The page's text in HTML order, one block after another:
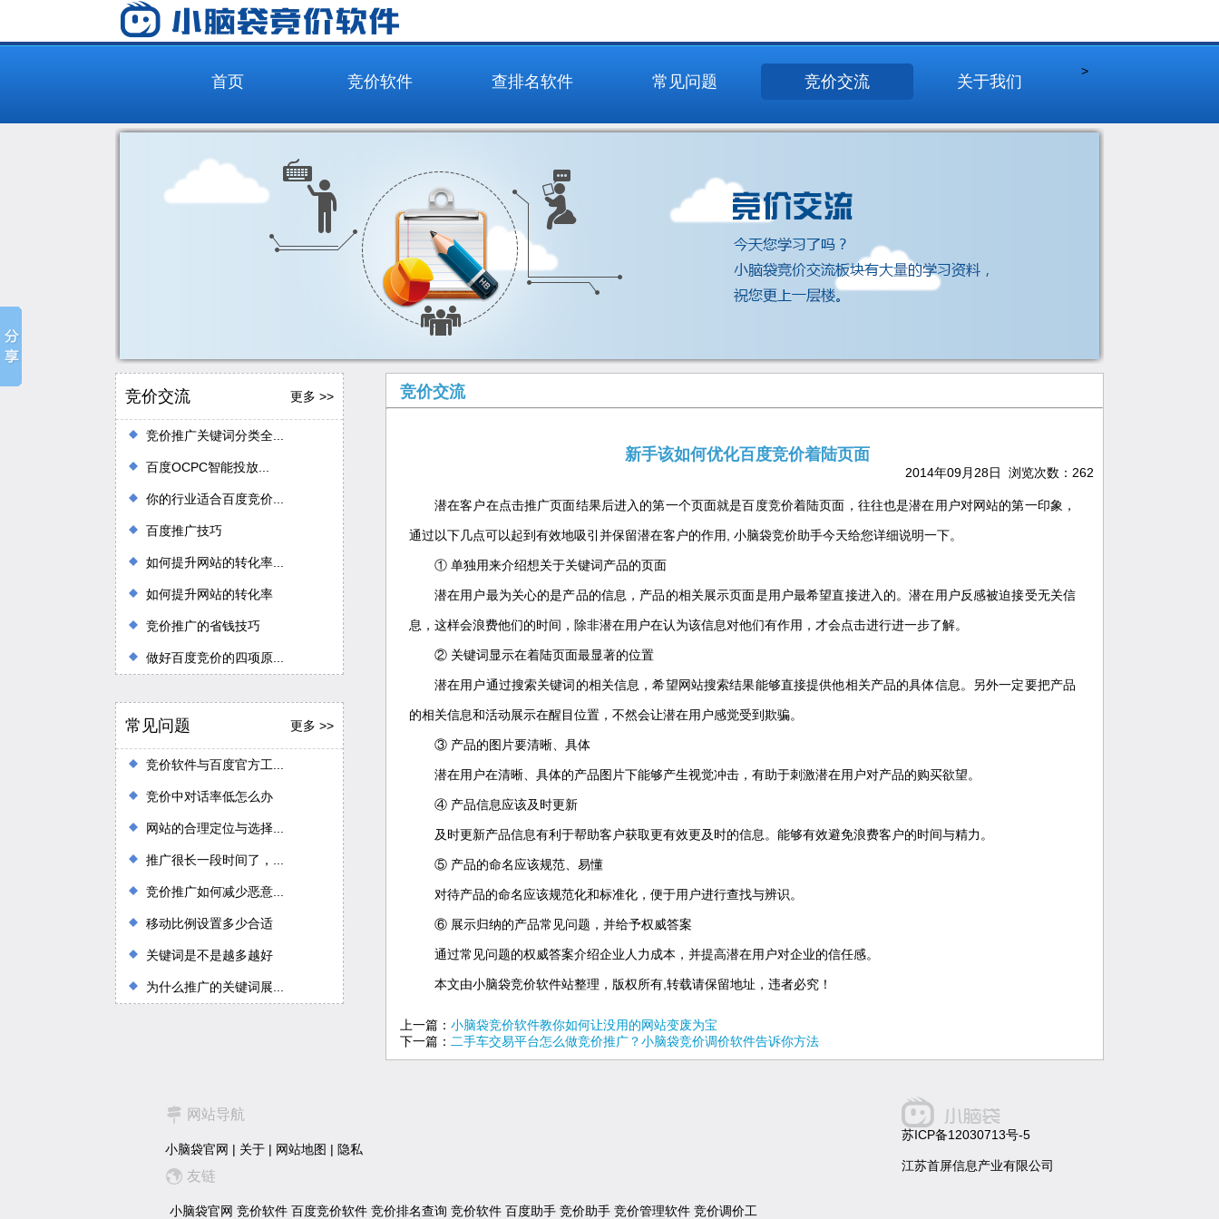
首页 竞价软件 查排名软件
>
常见问题 竞价交流 关于我们
竞价交流 更多 >>
竞价推广关键词分类全...
百度OCPC智能投放...
你的行业适合百度竞价...
百度推广技巧
如何提升网站的转化率...
如何提升网站的转化率
竞价推广的省钱技巧
做好百度竞价的四项原...
常见问题 更多 >>
竞价软件与百度官方工...
竞价中对话率低怎么办
网站的合理定位与选择...
推广很长一段时间了，...
竞价推广如何减少恶意...
移动比例设置多少合适
关键词是不是越多越好
为什么推广的关键词展...
竞价交流
新手该如何优化百度竞价着陆页面
2014年09月28日 浏览次数： 262
潜在客户在点击推广页面结果后进入的第一个页面就是百度竞价着陆页面，往往也是潜在用户对网站的第一印象，
通过以下几点可以起到有效地吸引并保留潜在客户的作用, 小脑袋竞价助手今天给您详细说明一下。
① 单独用来介绍想关于关键词产品的页面
潜在用户最为关心的是产品的信息，产品的相关展示页面是用户最希望直接进入的。潜在用户反感被迫接受无关信
息，这样会浪费他们的时间，除非潜在用户在认为该信息对他们有作用，才会点击进行进一步了解。
② 关键词显示在着陆页面最显著的位置
潜在用户通过搜索关键词的相关信息，希望网站搜索结果能够直接提供他相关产品的具体信息。另外一定要把产品
的相关信息和活动展示在醒目位置，不然会让潜在用户感觉受到欺骗。
③ 产品的图片要清晰、具体
潜在用户在清晰、具体的产品图片下能够产生视觉冲击，有助于刺激潜在用户对产品的购买欲望。
④ 产品信息应该及时更新
及时更新产品信息有利于帮助客户获取更有效更及时的信息。能够有效避免浪费客户的时间与精力。
⑤ 产品的命名应该规范、易懂
对待产品的命名应该规范化和标准化，便于用户进行查找与辨识。
⑥ 展示归纳的产品常见问题，并给予权威答案
通过常见问题的权威答案介绍企业人力成本，并提高潜在用户对企业的信任感。
本文由小脑袋竞价软件站整理，版权所有,转载请保留地址，违者必究！
上一篇： 小脑袋竞价软件教你如何让没用的网站变废为宝
下一篇： 二手车交易平台怎么做竞价推广？小脑袋竞价调价软件告诉你方法
网站导航
小脑袋官网 | 关于 | 网站地图 | 隐私
友链
小脑袋官网 竞价软件 百度竞价软件 竞价排名查询 竞价软件 百度助手 竞价助手 竞价管理软件 竞价调价工
苏ICP备12030713号-5
江苏首屏信息产业有限公司